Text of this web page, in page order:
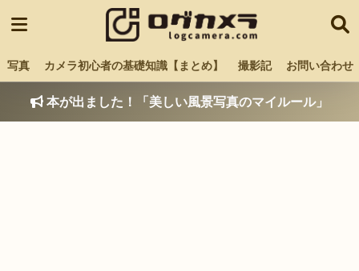
写真 カメラ初心者の基礎知識【まとめ】 撮影記 お問い合わせ
本が出ました！「美しい風景写真のマイルール」